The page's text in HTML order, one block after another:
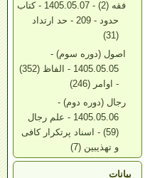
فقه (2) - 1405.05.07 - کتاب
حدود - 209 - حد ارتداد
(31)
اصول (دوره سوم) -
1405.05.05 - الفاظ (352)
- اوامر (246)
رجال (دوره دوم) -
1405.05.06 - علم رجال
(59) - اسناد پرتکرار کافی
و تهذیبین (7)
بیانات